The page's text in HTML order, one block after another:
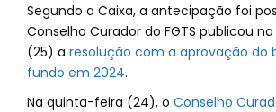
Segundo a Caixa, a antecipação foi
Conselho Curador do FGTS publicou
(25) a resolução com a aprovação do
fundo em 2024.
Na quinta-feira (24), o Conselho